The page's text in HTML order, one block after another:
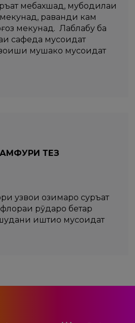
мебахшад, мубодилаи
раванди кам
мекунад. Лаблабу ба
сафеда мусоидат
мушакҳо мусоидат
ТЕЗ
узвҳои ҳозимаро суръат
рӯдаро беҳтар
иштиҳо мусоидат